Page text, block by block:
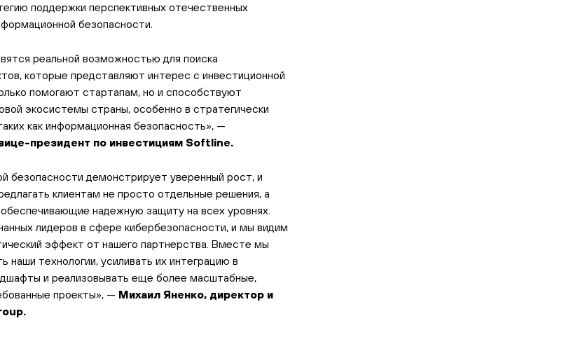
поддержки перспективных отечественных
безопасности.
реальной возможностью для поиска
которые представляют интерес с инвестиционной
помогают стартапам, но и способствуют
экосистемы страны, особенно в стратегически
как информационная безопасность», —
президент по инвестициям Softline.
безопасности демонстрирует уверенный рост, и
клиентам не просто отдельные решения, а
надежную защиту на всех уровнях.
лидеров в сфере кибербезопасности, и мы видим
эффект от нашего партнерства. Вместе мы
технологии, усиливать их интеграцию в
и реализовывать еще более масштабные,
проекты», — Михаил Яненко, директор и
.